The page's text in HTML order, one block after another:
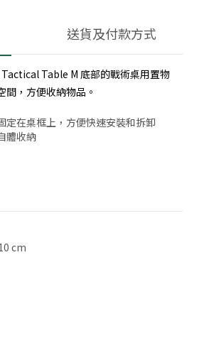
送貨及付款方式
Table M 底部的戰術桌用置物
間，方便收納物品。
定在桌框上，方便快速安裝和拆卸
體收納
cm